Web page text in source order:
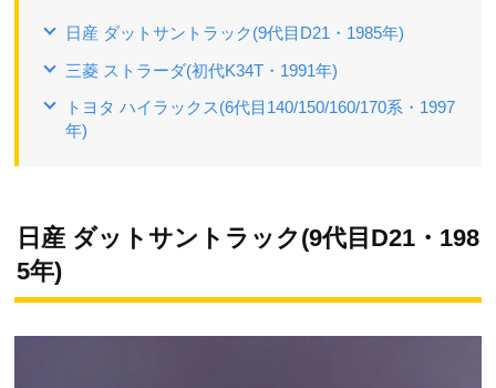
日産 ダットサントラック(9代目D21・1985年)
三菱 ストラーダ(初代K34T・1991年)
トヨタ ハイラックス(6代目140/150/160/170系・1997
年)
日産 ダットサントラック(9代目D21・198
5年)